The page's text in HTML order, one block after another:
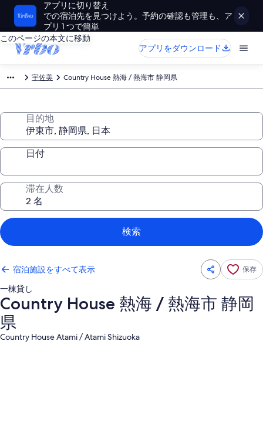
アプリに切り替え
での宿泊先を見つけよう。予約の確認も管理も、ア
プリ 1 つで簡単
このページの本文に移動
アプリをダウンロード
宇佐美 Country House 熱海 / 熱海市 静岡県
目的地
日付
滞在人数
検索
宿泊施設をすべて表示 保存
一棟貸し
Country House 熱海 / 熱海市 静岡
県
Country House Atami / Atami Shizuoka